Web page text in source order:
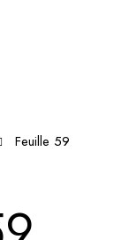
Feuille 59